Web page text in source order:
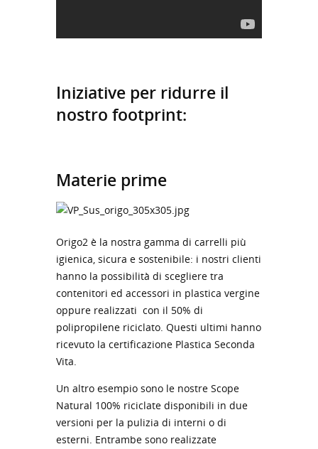
Iniziative per ridurre il
nostro footprint:
Materie prime
Origo2 è la nostra gamma di carrelli più
igienica, sicura e sostenibile: i nostri clienti
hanno la possibilità di scegliere tra
contenitori ed accessori in plastica vergine
oppure realizzati con il 50% di
polipropilene riciclato. Questi ultimi hanno
ricevuto la certificazione Plastica Seconda
Vita.
Un altro esempio sono le nostre Scope
Natural 100% riciclate disponibili in due
versioni per la pulizia di interni o di
esterni. Entrambe sono realizzate